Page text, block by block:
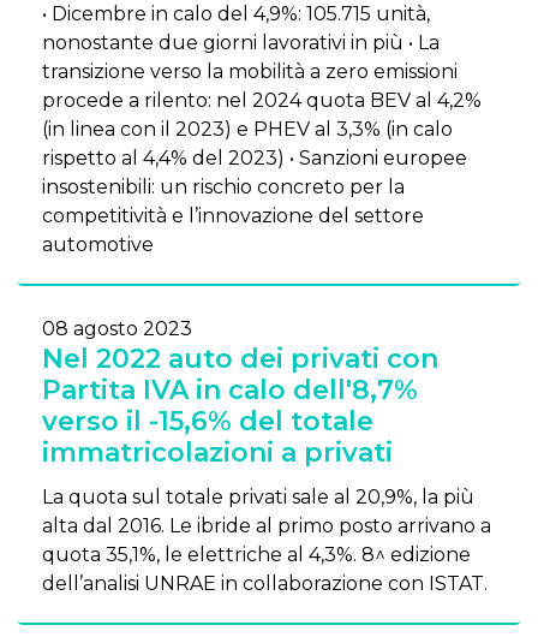
• Dicembre in calo del 4,9%: 105.715 unità,
nonostante due giorni lavorativi in più • La
transizione verso la mobilità a zero emissioni
procede a rilento: nel 2024 quota BEV al 4,2%
(in linea con il 2023) e PHEV al 3,3% (in calo
rispetto al 4,4% del 2023) • Sanzioni europee
insostenibili: un rischio concreto per la
competitività e l’innovazione del settore
automotive
08 agosto 2023
Nel 2022 auto dei privati con
Partita IVA in calo dell'8,7%
verso il -15,6% del totale
immatricolazioni a privati
La quota sul totale privati sale al 20,9%, la più
alta dal 2016. Le ibride al primo posto arrivano a
quota 35,1%, le elettriche al 4,3%. 8^ edizione
dell’analisi UNRAE in collaborazione con ISTAT.